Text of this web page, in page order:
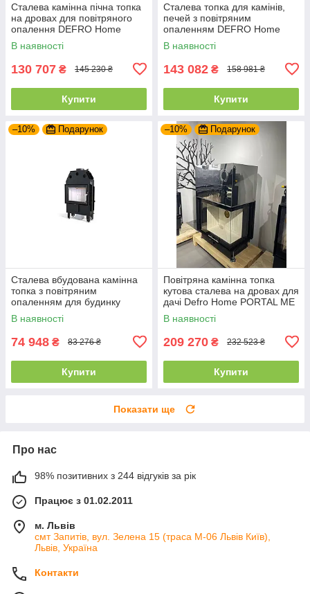
Сталева камінна пічна топка
на дровах для повітряного
опалення DEFRO Home
INTRA SM G
В наявності
130 707 ₴ 145 230 ₴
Купити
Сталева топка для камінів,
печей з повітряним
опаленням DEFRO Home
INTRA SM G (чорний шамот)
з гільйотиною
В наявності
143 082 ₴ 158 981 ₴
Купити
–10% Подарунок
Сталева вбудована камінна
топка з повітряним
опаленням для будинку
DEFRO HOME INTRA SLIM
SM (6 кВт)
В наявності
74 948 ₴ 83 276 ₴
Купити
–10% Подарунок
Повітряна камінна топка
кутова сталева на дровах для
дачі Defro Home PORTAL ME
BL/BP G (12 кВт)
В наявності
209 270 ₴ 232 523 ₴
Купити
Показати ще
Про нас
98% позитивних з 244 відгуків за рік
Працює з 01.02.2011
м. Львів
смт Запитів, вул. Зелена 15 (траса М-06 Львів Київ),
Львів, Україна
Контакти